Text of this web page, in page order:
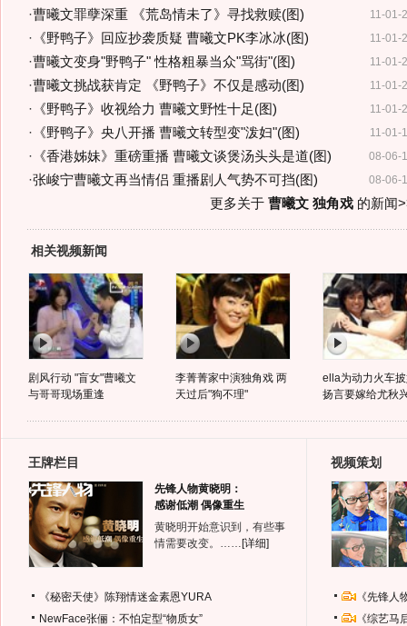
11-01-
·曹曦文罪孽深重 《荒岛情未了》寻找救赎(图)
11-01-
· 《野鸭子》回应抄袭质疑 曹曦文PK李冰冰(图)
11-01-
·曹曦文变身"野鸭子" 性格粗暴当众"骂街"(图)
11-01-
·曹曦文挑战获肯定 《野鸭子》不仅是感动(图)
11-01-
· 《野鸭子》收视给力 曹曦文野性十足(图)
11-01-
· 《野鸭子》央八开播 曹曦文转型变"泼妇"(图)
08-06-
· 《香港姊妹》重磅重播 曹曦文谈煲汤头头是道(图)
08-06-
·张峻宁曹曦文再当情侣 重播剧人气势不可挡(图)
更多关于 曹曦文 独角戏的新闻
相关视频新闻
剧风行动 "盲女"曹曦文
与哥哥现场重逢
李菁菁家中演独角戏 两
天过后"狗不理"
ella为动力火车
扬言要嫁给尤秋
王牌栏目
先锋人物黄晓明：
感谢低潮 偶像重生
黄晓明开始意识到，有些事
情需要改变。…… [详细]
《秘密天使》陈翔情迷金素恩YURA
NewFace张俪：不怕定型“物质女”
视频策划
《先锋
《综艺